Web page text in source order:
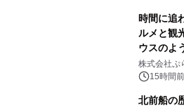
時間に追
ルメと観
ウスのよ
サウナも
得な素泊
株式会社ぷ
15時間前
北前船の